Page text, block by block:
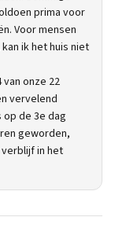
prima voor
Voor mensen
ik het huis niet
onze 22
vervelend
de 3e dag
geworden,
in het